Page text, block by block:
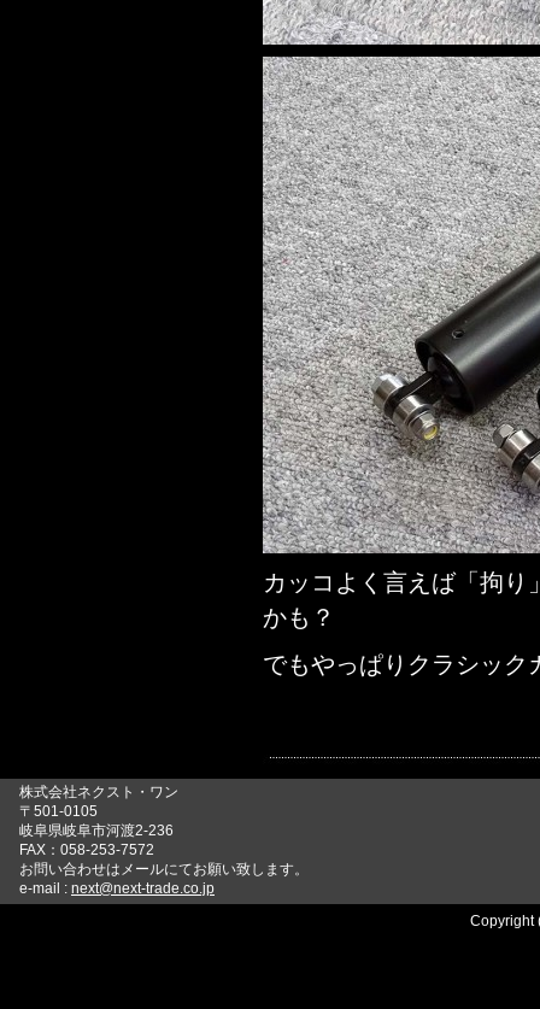
カッコよく言えば「拘
かも？
でもやっぱりクラシック
株式会社ネクスト・ワン
〒501-0105
岐阜県岐阜市河渡2-236
FAX：058-253-7572
お問い合わせはメールにてお願い致します。
e-mail : next@next-trade.co.jp
Copyright